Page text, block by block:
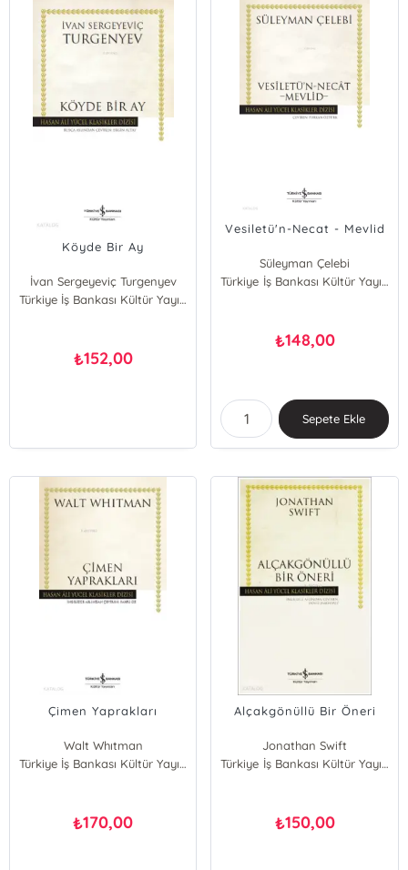
Köyde Bir Ay
İvan Sergeyeviç Turgenyev
Türkiye İş Bankası Kültür Yayınları
₺152,00
Vesiletü'n-Necat - Mevlid
Süleyman Çelebi
Türkiye İş Bankası Kültür Yayınları
₺148,00
Sepete Ekle
Çimen Yaprakları
Walt Whıtman
Türkiye İş Bankası Kültür Yayınları
₺170,00
Alçakgönüllü Bir Öneri
Jonathan Swift
Türkiye İş Bankası Kültür Yayınları
₺150,00